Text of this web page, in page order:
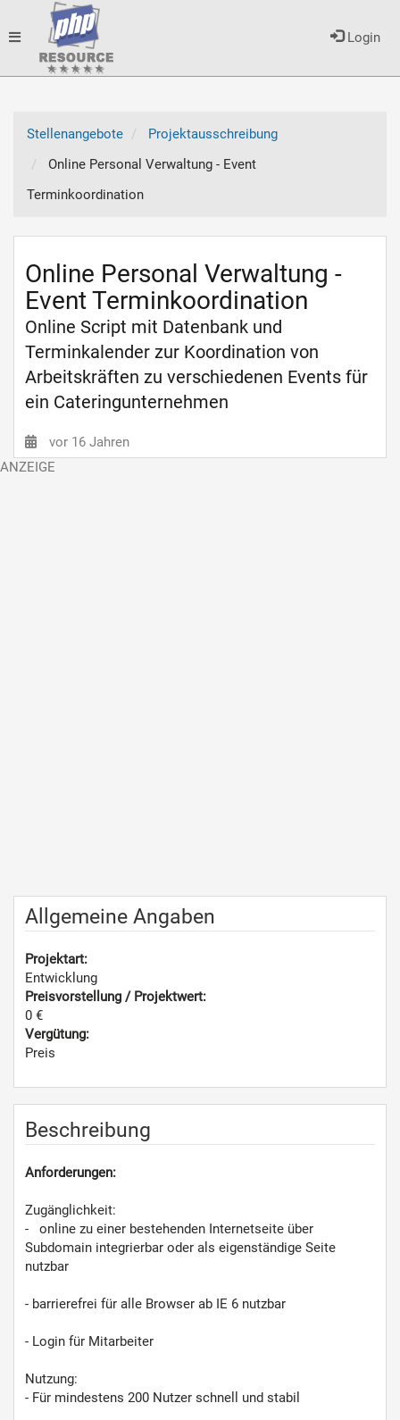
Login
Toggle
Stellenangebote
Projektausschreibung
Online Personal Verwaltung - Event
Terminkoordination
Online Personal Verwaltung -
Event Terminkoordination
Online Script mit Datenbank und
Terminkalender zur Koordination von
Arbeitskräften zu verschiedenen Events für
ein Cateringunternehmen
vor 16 Jahren
Allgemeine Angaben
Projektart:
Entwicklung
Preisvorstellung / Projektwert:
0 €
Vergütung:
Preis
Beschreibung
Anforderungen:
Zugänglichkeit:
- online zu einer bestehenden Internetseite über
Subdomain integrierbar oder als eigenständige Seite
nutzbar
- barrierefrei für alle Browser ab IE 6 nutzbar
- Login für Mitarbeiter
Nutzung:
- Für mindestens 200 Nutzer schnell und stabil